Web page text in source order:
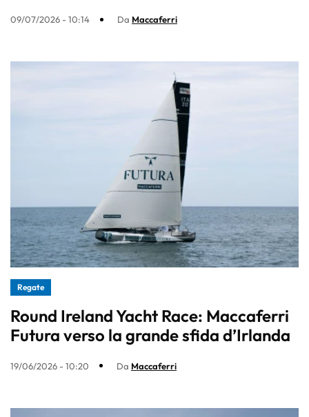
09/07/2026 - 10:14 Da Maccaferri
Regate
Round Ireland Yacht Race: Maccaferri
Futura verso la grande sfida d’Irlanda
19/06/2026 - 10:20 Da Maccaferri